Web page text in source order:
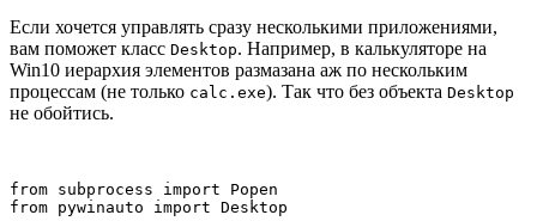
Если хочется управлять сразу несколькими приложениями,
вам поможет класс Desktop. Например, в калькуляторе на
Win10 иерархия элементов размазана аж по нескольким
процессам (не только calc.exe). Так что без объекта Desktop
не обойтись.
from subprocess import Popen
from pywinauto import Desktop